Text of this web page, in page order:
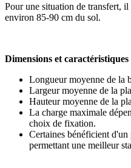
Pour une situation de transfert,
environ 85-90 cm du sol.
Dimensions et caractéristiques
Longueur moyenne de la
Largeur moyenne de la
Hauteur moyenne de la
La charge maximale
choix de fixation.
Certaines bénéficient
permettant une meilleur